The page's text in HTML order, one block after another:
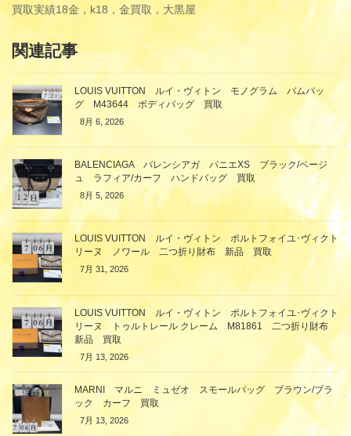
買取実績18金，k18，金買取，大黒屋
関連記事
LOUIS VUITTON ルイ・ヴィトン モノグラム バムバッ
グ M43644 ボディバッグ 買取
8月 6, 2026
BALENCIAGA バレンシアガ パニエXS ブラック/ベージ
ュ ラフィア/カーフ ハンドバッグ 買取
8月 5, 2026
LOUIS VUITTON ルイ・ヴィトン ポルトフォイユ･ヴィクト
リーヌ ノワール 二つ折り財布 新品 買取
7月 31, 2026
LOUIS VUITTON ルイ・ヴィトン ポルトフォイユ･ヴィクト
リーヌ トゥルトレール クレーム M81861 二つ折り財布
新品 買取
7月 13, 2026
MARNI マルニ ミュゼオ スモールバッグ ブラウン/ブラ
ック カーフ 買取
7月 13, 2026